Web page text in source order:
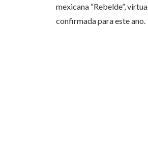
mexicana “Rebelde”,
confirmada para este ano.